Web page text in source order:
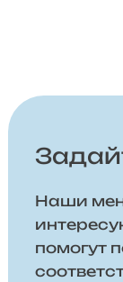
Наши
помогут